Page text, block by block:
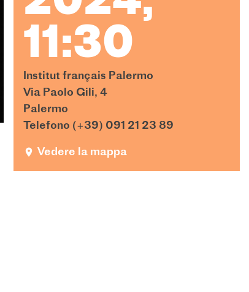
11:30
Institut français Palermo
Via Paolo Gili, 4
Palermo
Telefono (+39) 091 21 23 89
Vedere la mappa